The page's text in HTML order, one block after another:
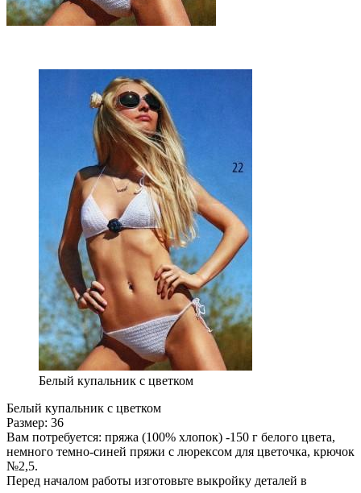
Белый купальник с цветком
Белый купальник с цветком
Размер: 36
Вам потребуется: пряжа (100% хлопок) -150 г белого цвета,
немного темно-синей пряжи с люрексом для цветочка, крючок
№2,5.
Перед началом работы изготовьте выкройку деталей в